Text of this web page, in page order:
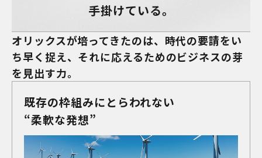
手掛けている。
オリックスが培ってきたのは、時代の要請をい
ち早く捉え、それに応えるためのビジネスの芽
を見出す力。
既存の枠組みにとらわれない
“柔軟な発想”